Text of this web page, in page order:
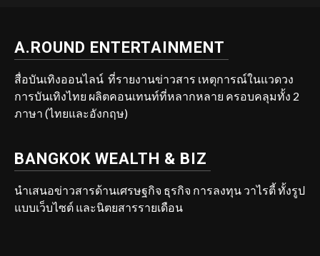
A.ROUND ENTERTAINMENT
สื่อบันเทิงออนไลน์ ที่รายงานข่าวสาร เหตุการณ์ในแวดวง
การบันเทิงไทย ผลิตคอนเทนท์ที่หลากหลาย ครอบคลุมทั้ง 2
ภาษา (ไทยและอังกฤษ)
BANGKOK WEALTH & BIZ
นำเสนอข่าวสารด้านเศรษฐกิจ ธุรกิจ การลงทุน วาไรตี้ ทั้งรูป
แบบเว็บไซต์ และนิตยสารรายเดือน